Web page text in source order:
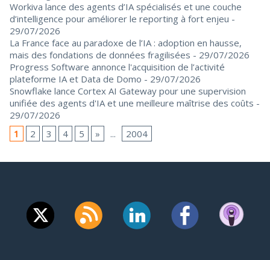
Workiva lance des agents d’IA spécialisés et une couche
d’intelligence pour améliorer le reporting à fort enjeu -
29/07/2026
La France face au paradoxe de l’IA : adoption en hausse,
mais des fondations de données fragilisées - 29/07/2026
Progress Software annonce l'acquisition de l’activité
plateforme IA et Data de Domo - 29/07/2026
Snowflake lance Cortex AI Gateway pour une supervision
unifiée des agents d'IA et une meilleure maîtrise des coûts -
29/07/2026
1
2 3 4 5 » ... 2004